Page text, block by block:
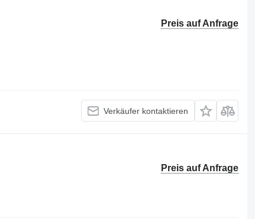
Preis auf Anfrage
Verkäufer kontaktieren
Preis auf Anfrage